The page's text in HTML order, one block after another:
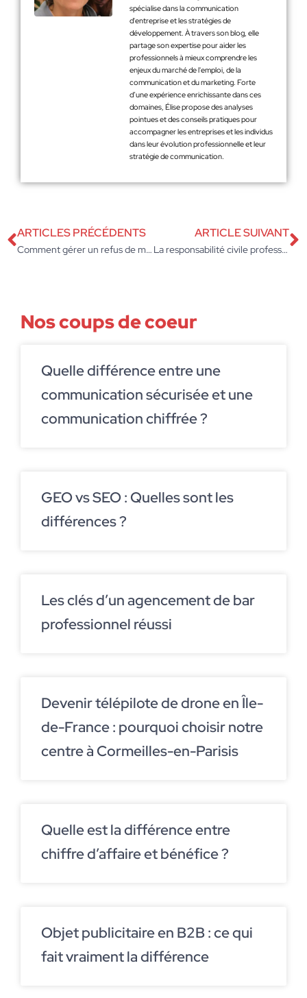
spécialise dans la communication
d'entreprise et les stratégies de
développement. À travers son blog, elle
partage son expertise pour aider les
professionnels à mieux comprendre les
enjeux du marché de l'emploi, de la
communication et du marketing. Forte
d’une expérience enrichissante dans ces
domaines, Élise propose des analyses
pointues et des conseils pratiques pour
accompagner les entreprises et les individus
dans leur évolution professionnelle et leur
stratégie de communication.
ARTICLES PRÉCÉDENTS
Comment gérer un refus de mobilité professionnelle sans nuire à sa carrière ?
ARTICLE SUIVANT
La responsabilité civile professionnelle (RC Pro)
Nos coups de coeur
Quelle différence entre une
communication sécurisée et une
communication chiffrée ?
GEO vs SEO : Quelles sont les
différences ?
Les clés d’un agencement de bar
professionnel réussi
Devenir télépilote de drone en Île-
de-France : pourquoi choisir notre
centre à Cormeilles-en-Parisis
Quelle est la différence entre
chiffre d’affaire et bénéfice ?
Objet publicitaire en B2B : ce qui
fait vraiment la différence